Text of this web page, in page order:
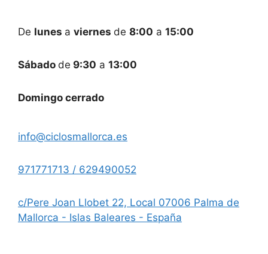
De lunes a viernes de 8:00 a 15:00
Sábado de 9:30 a 13:00
Domingo cerrado
info@ciclosmallorca.es
971771713 / 629490052
c/Pere Joan Llobet 22, Local 07006 Palma de
Mallorca - Islas Baleares - España